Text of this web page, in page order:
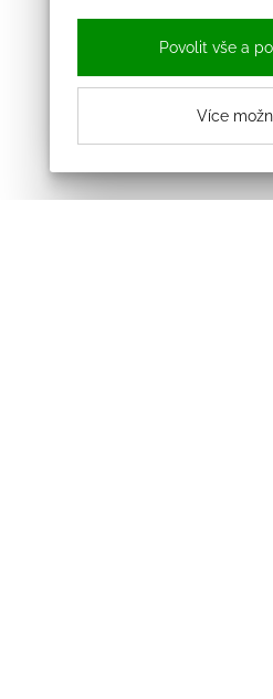
Povolit vše a
Více